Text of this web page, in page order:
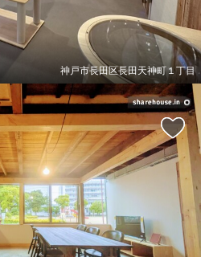
神戸市長田区長田天神町１丁目